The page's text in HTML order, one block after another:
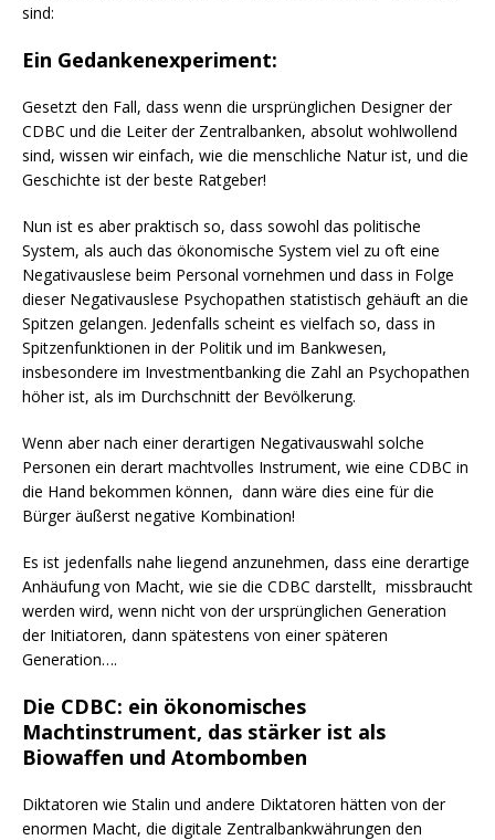
sind:
Ein Gedankenexperiment:
Gesetzt den Fall, dass wenn die ursprünglichen Designer der
CDBC und die Leiter der Zentralbanken, absolut wohlwollend
sind, wissen wir einfach, wie die menschliche Natur ist, und die
Geschichte ist der beste Ratgeber!
Nun ist es aber praktisch so, dass sowohl das politische
System, als auch das ökonomische System viel zu oft eine
Negativauslese beim Personal vornehmen und dass in Folge
dieser Negativauslese Psychopathen statistisch gehäuft an die
Spitzen gelangen. Jedenfalls scheint es vielfach so, dass in
Spitzenfunktionen in der Politik und im Bankwesen,
insbesondere im Investmentbanking die Zahl an Psychopathen
höher ist, als im Durchschnitt der Bevölkerung.
Wenn aber nach einer derartigen Negativauswahl solche
Personen ein derart machtvolles Instrument, wie eine CDBC in
die Hand bekommen können, dann wäre dies eine für die
Bürger äußerst negative Kombination!
Es ist jedenfalls nahe liegend anzunehmen, dass eine derartige
Anhäufung von Macht, wie sie die CDBC darstellt, missbraucht
werden wird, wenn nicht von der ursprünglichen Generation
der Initiatoren, dann spätestens von einer späteren
Generation….
Die CDBC: ein ökonomisches
Machtinstrument, das stärker ist als
Biowaffen und Atombomben
Diktatoren wie Stalin und andere Diktatoren hätten von der
enormen Macht, die digitale Zentralbankwährungen den